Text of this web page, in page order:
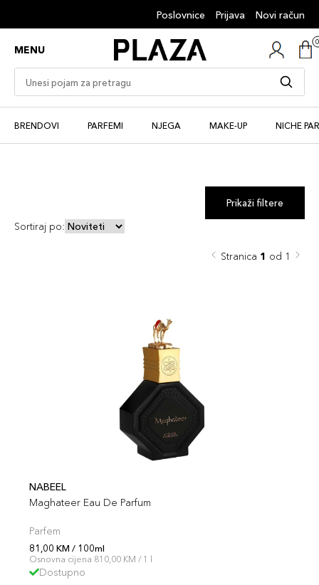
Poslovnice Prijava Novi račun
MENU
BRENDOVI PARFEMI NJEGA MAKE-UP NICHE
Prikaži filtere
Sortiraj po:
Stranica 1 od 1
NABEEL
Maghateer Eau De Parfum
Parfem
81,00 KM / 100ml
Osnovna cijena 810,00 KM / 1 l
Dostupno